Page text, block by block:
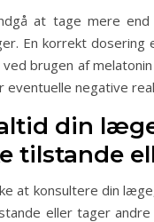
at tage mere end
En korrekt
brugen af
eventuelle negative
din
tilstande
at konsultere din
eller tager